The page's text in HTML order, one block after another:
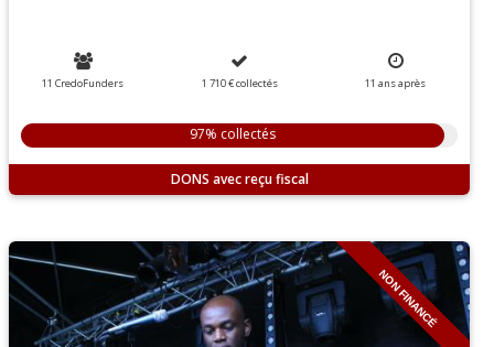
11 CredoFunders 1 710 €collectés 11 ansaprès
97% collectés
DONS
NON FINANCÉ